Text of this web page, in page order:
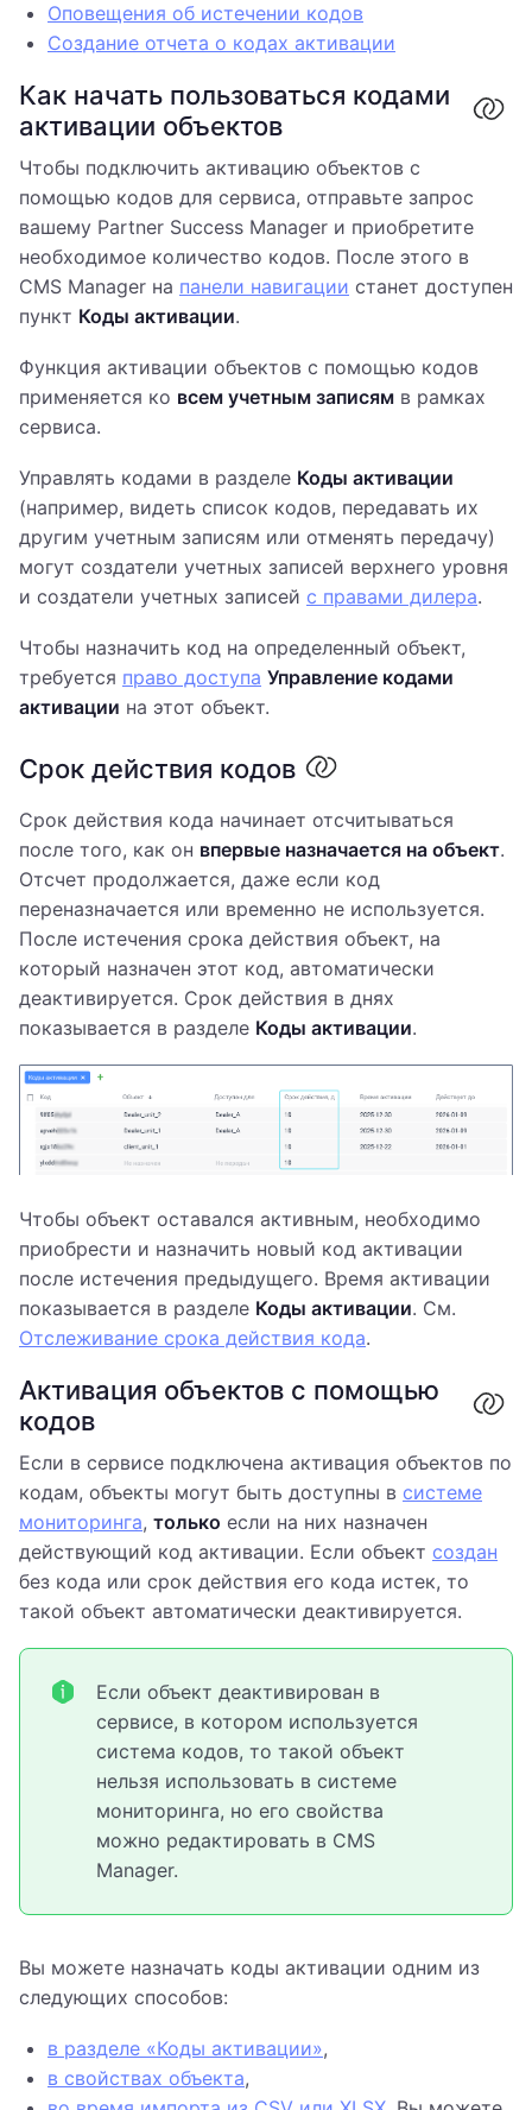
Оповещения об истечении кодов
Создание отчета о кодах активации
Как начать пользоваться кодами
активации объектов
Чтобы подключить активацию объектов с
помощью кодов для сервиса, отправьте запрос
вашему Partner Success Manager и приобретите
необходимое количество кодов. После этого в
CMS Manager на панели навигации станет доступен
пункт Коды активации.
Функция активации объектов с помощью кодов
применяется ко всем учетным записям в рамках
сервиса.
Управлять кодами в разделе Коды активации
(например, видеть список кодов, передавать их
другим учетным записям или отменять передачу)
могут создатели учетных записей верхнего уровня
и создатели учетных записей с правами дилера.
Чтобы назначить код на определенный объект,
требуется право доступа Управление кодами
активации на этот объект.
Срок действия кодов
Срок действия кода начинает отсчитываться
после того, как он впервые назначается на объект.
Отсчет продолжается, даже если код
переназначается или временно не используется.
После истечения срока действия объект, на
который назначен этот код, автоматически
деактивируется. Срок действия в днях
показывается в разделе Коды активации.
Чтобы объект оставался активным, необходимо
приобрести и назначить новый код активации
после истечения предыдущего. Время активации
показывается в разделе Коды активации. См.
Отслеживание срока действия кода.
Активация объектов с помощью
кодов
Если в сервисе подключена активация объектов по
кодам, объекты могут быть доступны в системе
мониторинга, только если на них назначен
действующий код активации. Если объект создан
без кода или срок действия его кода истек, то
такой объект автоматически деактивируется.
Если объект деактивирован в
сервисе, в котором используется
система кодов, то такой объект
нельзя использовать в системе
мониторинга, но его свойства
можно редактировать в CMS
Manager.
Вы можете назначать коды активации одним из
следующих способов:
в разделе «Коды активации»,
в свойствах объекта,